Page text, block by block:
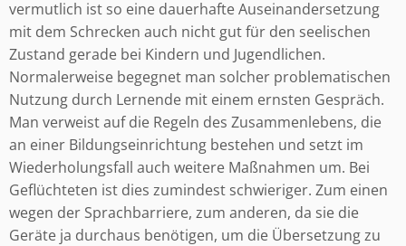
vermutlich ist so eine dauerhafte Auseinandersetzung
mit dem Schrecken auch nicht gut für den seelischen
Zustand gerade bei Kindern und Jugendlichen.
Normalerweise begegnet man solcher problematischen
Nutzung durch Lernende mit einem ernsten Gespräch.
Man verweist auf die Regeln des Zusammenlebens, die
an einer Bildungseinrichtung bestehen und setzt im
Wiederholungsfall auch weitere Maßnahmen um. Bei
Geflüchteten ist dies zumindest schwieriger. Zum einen
wegen der Sprachbarriere, zum anderen, da sie die
Geräte ja durchaus benötigen, um die Übersetzung zu